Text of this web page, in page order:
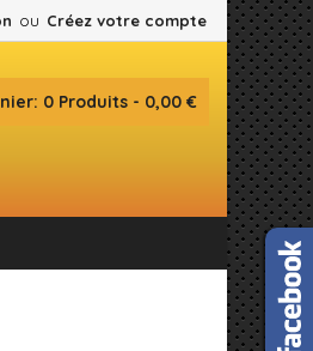
ou Créez votre compte
0 Produits - 0,00 €